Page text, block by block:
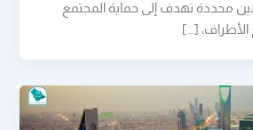
محددة تهدف إلى حماية المجتمع
[…]